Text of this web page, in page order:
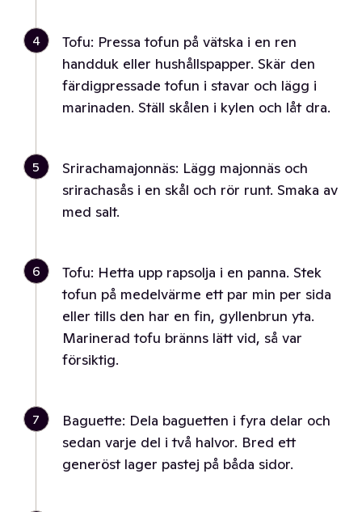
4
Tofu: Pressa tofun på vätska i en ren
handduk eller hushållspapper. Skär den
färdigpressade tofun i stavar och lägg i
marinaden. Ställ skålen i kylen och låt dra.
5
Srirachamajonnäs: Lägg majonnäs och
srirachasås i en skål och rör runt. Smaka av
med salt.
6
Tofu: Hetta upp rapsolja i en panna. Stek
tofun på medelvärme ett par min per sida
eller tills den har en fin, gyllenbrun yta.
Marinerad tofu bränns lätt vid, så var
försiktig.
7
Baguette: Dela baguetten i fyra delar och
sedan varje del i två halvor. Bred ett
generöst lager pastej på båda sidor.